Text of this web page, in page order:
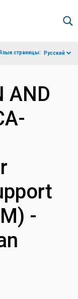
страницы: Русский
AND
-